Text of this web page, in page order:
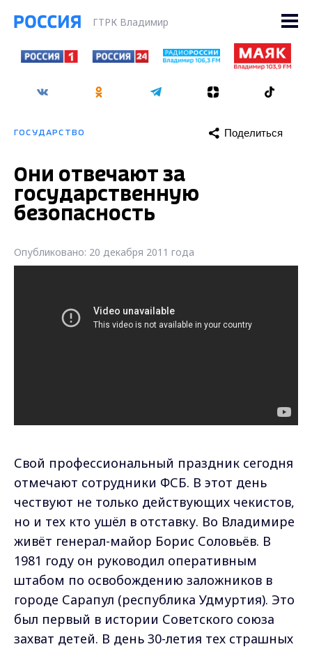
ГТРК Владимир
ГОСУДАРСТВО Поделиться
Они отвечают за
государственную
безопасность
Опубликовано: 20 декабря 2011 года
Свой профессиональный праздник сегодня
отмечают сотрудники ФСБ. В этот день
чествуют не только действующих чекистов,
но и тех кто ушёл в отставку. Во Владимире
живёт генерал-майор Борис Соловьёв. В
1981 году он руководил оперативным
штабом по освобождению заложников в
городе Сарапул (республика Удмуртия). Это
был первый в истории Советского союза
захват детей. В день 30-летия тех страшных